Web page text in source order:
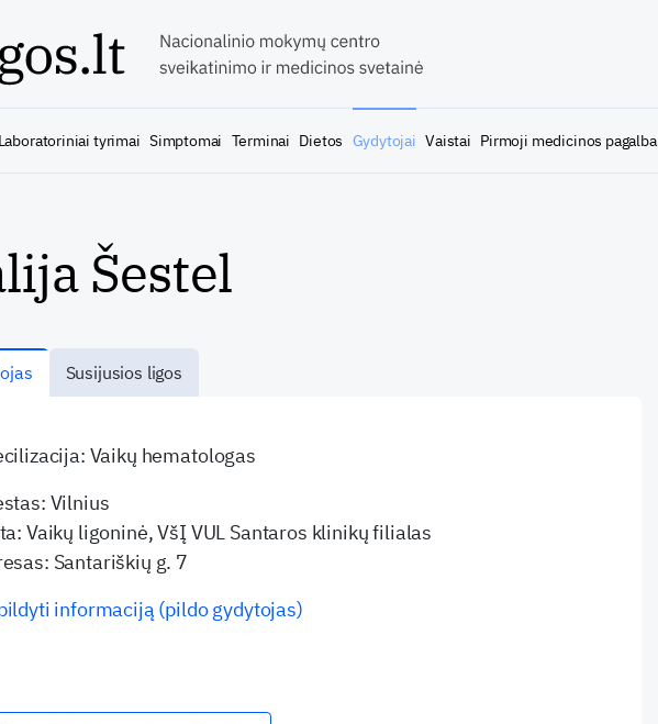
Laboratoriniai tyrimai Simptomai Terminai Dietos Gydytojai Vaistai Pirmoji medicinos pagalba
Šestel
Susijusios ligos
Vaikų hematologas
Vilnius
Vaikų ligoninė, VšĮ VUL Santaros klinikų filialas
Santariškių g. 7
informaciją (pildo gydytojas)